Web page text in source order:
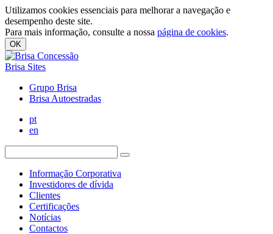
Utilizamos cookies essenciais para melhorar a navegação e
desempenho deste site.
Para mais informação, consulte a nossa página de cookies.
OK
Brisa Sites
Grupo Brisa
Brisa Autoestradas
pt
en
Informação Corporativa
Investidores de dívida
Clientes
Certificações
Notícias
Contactos